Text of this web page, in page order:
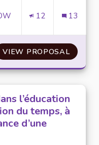
12 13
VIEW PROPOSALDES
l’éducation
du temps, à
d’une